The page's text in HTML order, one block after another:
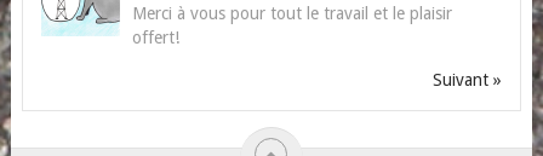
Merci à vous pour tout le travail et le plaisir
offert!
Suivant »